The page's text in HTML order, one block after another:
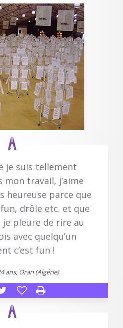
je suis tellement
mon travail, j’aime
heureuse parce que
drôle etc. et que
pleure de rire au
avec quelqu’un
c’est fun !
ans, Oran (Algérie)